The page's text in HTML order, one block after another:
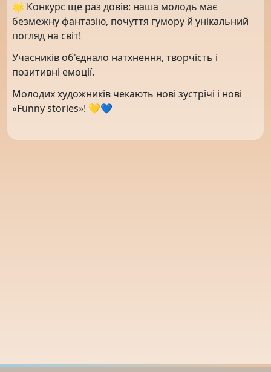
🌟 Конкурс ще раз довів: наша молодь має
безмежну фантазію, почуття гумору й унікальний
погляд на світ!
Учасників об'єднало натхнення, творчість і
позитивні емоції.
Молодих художників чекають нові зустрічі і нові
«Funny stories»! 💛💙